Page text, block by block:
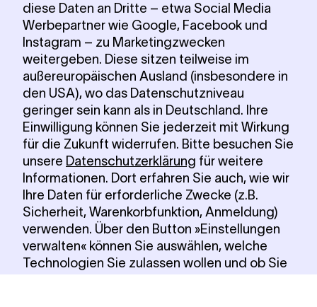
diese Daten an Dritte – etwa Social Media
Werbepartner wie Google, Facebook und
Instagram – zu Marketingzwecken
weitergeben. Diese sitzen teilweise im
außereuropäischen Ausland (insbesondere in
den USA), wo das Datenschutzniveau
geringer sein kann als in Deutschland. Ihre
Einwilligung können Sie jederzeit mit Wirkung
für die Zukunft widerrufen. Bitte besuchen Sie
unsere Datenschutzerklärung für weitere
Informationen. Dort erfahren Sie auch, wie wir
Ihre Daten für erforderliche Zwecke (z.B.
Sicherheit, Warenkorbfunktion, Anmeldung)
verwenden. Über den Button »Einstellungen
verwalten« können Sie auswählen, welche
Technologien Sie zulassen wollen und ob Sie